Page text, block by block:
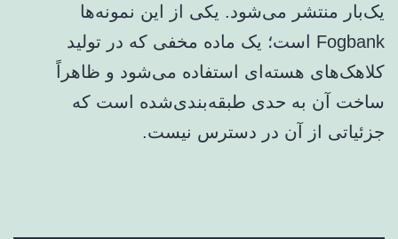
یک‌بار منتشر می‌شود. یکی از این نمونه‌ها
Fogbank است؛ یک ماده مخفی که در تولید
کلاهک‌های هسته‌ای استفاده می‌شود و ظاهراً
ساخت آن به حدی طبقه‌بندی‌شده است که
جزئیاتی از آن در دسترس نیست.